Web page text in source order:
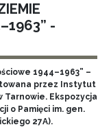
-
1944–1963” –
przez Instytut
Tarnowie. Ekspozycja
o Pamięci im. gen.
27A).